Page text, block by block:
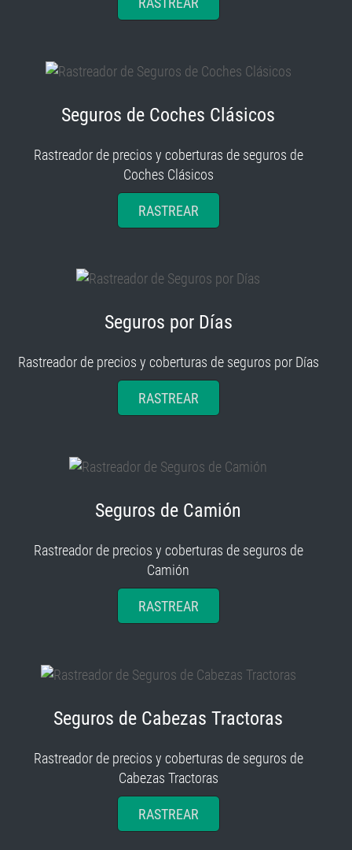
Seguros de Coches Clásicos
Rastreador de precios y coberturas de seguros de
Coches Clásicos
RASTREAR
Seguros por Días
Rastreador de precios y coberturas de seguros por Días
RASTREAR
Seguros de Camión
Rastreador de precios y coberturas de seguros de
Camión
RASTREAR
Seguros de Cabezas Tractoras
Rastreador de precios y coberturas de seguros de
Cabezas Tractoras
RASTREAR